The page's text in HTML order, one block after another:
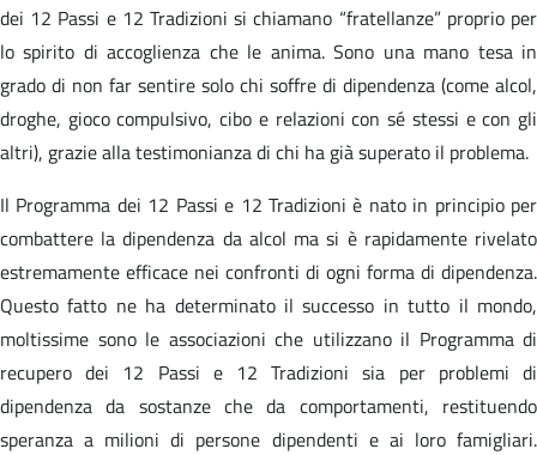
dei 12 Passi e 12 Tradizioni si chiamano “fratellanze” proprio per
lo spirito di accoglienza che le anima. Sono una mano tesa in
grado di non far sentire solo chi soffre di dipendenza (come alcol,
droghe, gioco compulsivo, cibo e relazioni con sé stessi e con gli
altri), grazie alla testimonianza di chi ha già superato il problema.
Il Programma dei 12 Passi e 12 Tradizioni è nato in principio per
combattere la dipendenza da alcol ma si è rapidamente rivelato
estremamente efficace nei confronti di ogni forma di dipendenza.
Questo fatto ne ha determinato il successo in tutto il mondo,
moltissime sono le associazioni che utilizzano il Programma di
recupero dei 12 Passi e 12 Tradizioni sia per problemi di
dipendenza da sostanze che da comportamenti, restituendo
speranza a milioni di persone dipendenti e ai loro famigliari.